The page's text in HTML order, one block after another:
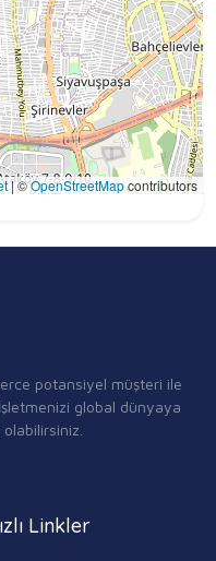
|©OpenStreetMapcontributors
potansiyel müşteri ile
global dünyaya
Linkler